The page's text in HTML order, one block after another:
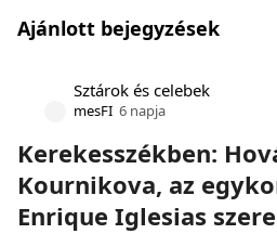
Ajánlott bejegyzések
Sztárok és celebek
mesFI 6 napja
Kerekesszékben:
Kournikova, az
Enrique Iglesias